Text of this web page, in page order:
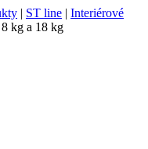
| ST line | Interiérové
kg a 18 kg